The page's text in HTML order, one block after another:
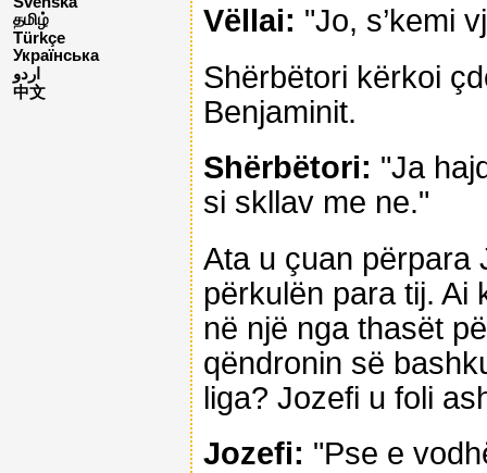
தமிழ்
Türkçe
Українська
اردو
中文
Vëllai: "Jo, s’kemi
Shërbëtori kërkoi
Benjaminit.
Shërbëtori: "Ja
si skllav me ne."
Ata u çuan përpara
përkulën para tij. Ai
në një nga thasët
qëndronin së
liga? Jozefi u foli
Jozefi: "Pse e